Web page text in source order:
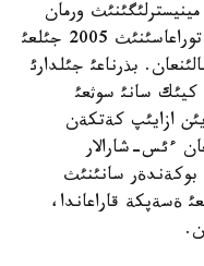
ورمان
جانة اث اؤلاؤ شارؤاشئلئعئ كوميتةتئ ءتوراعاسئنئث 2005 جئلعئ
بذرناعئ جئلدارئ
اساتئن كيئك سانئ سوثعئ
21 مئثعا دةيئن ازايئپ كةتكةن
ءئس-شارالار
كولةمئندة بوكةندةر سانئنئث
بايقالئپ وتئر. 2009 جئلعئ ةسةپكة قاراعاندا،